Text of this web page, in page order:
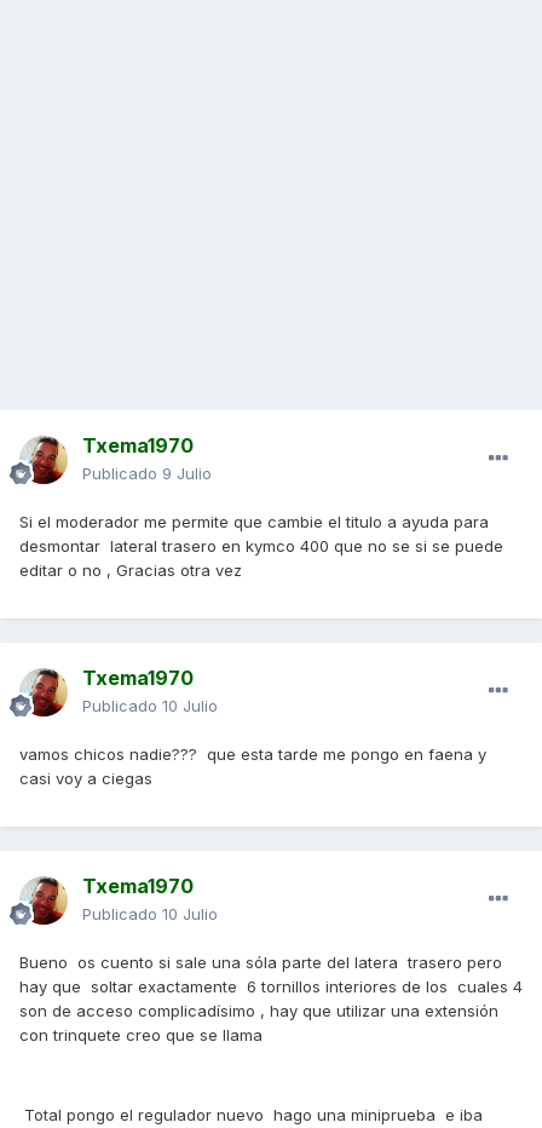
Txema1970
Publicado 9 Julio
Si el moderador me permite que cambie el titulo a ayuda para
desmontar lateral trasero en kymco 400 que no se si se puede
editar o no , Gracias otra vez
Txema1970
Publicado 10 Julio
vamos chicos nadie??? que esta tarde me pongo en faena y
casi voy a ciegas
Txema1970
Publicado 10 Julio
Bueno os cuento si sale una sóla parte del latera trasero pero
hay que soltar exactamente 6 tornillos interiores de los cuales 4
son de acceso complicadísimo , hay que utilizar una extensión
con trinquete creo que se llama
Total pongo el regulador nuevo hago una miniprueba e iba